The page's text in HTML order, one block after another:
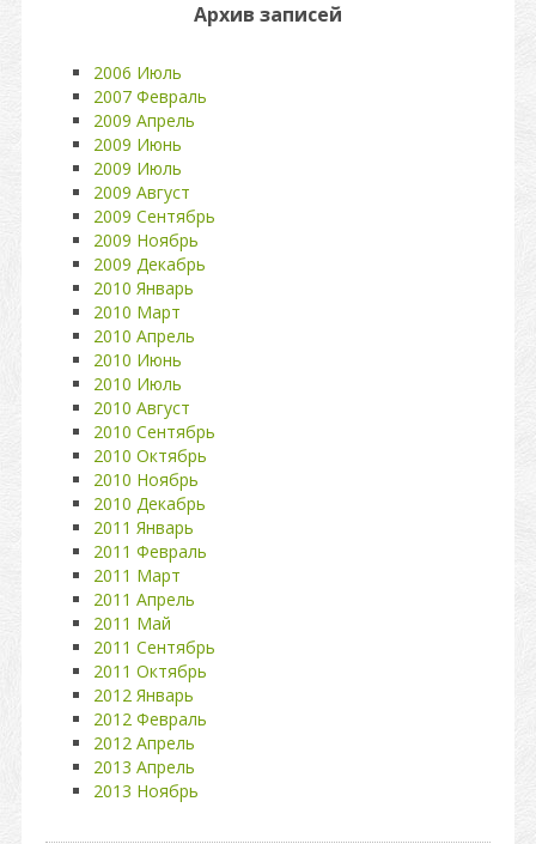
Архив записей
2006 Июль
2007 Февраль
2009 Апрель
2009 Июнь
2009 Июль
2009 Август
2009 Сентябрь
2009 Ноябрь
2009 Декабрь
2010 Январь
2010 Март
2010 Апрель
2010 Июнь
2010 Июль
2010 Август
2010 Сентябрь
2010 Октябрь
2010 Ноябрь
2010 Декабрь
2011 Январь
2011 Февраль
2011 Март
2011 Апрель
2011 Май
2011 Сентябрь
2011 Октябрь
2012 Январь
2012 Февраль
2012 Апрель
2013 Апрель
2013 Ноябрь